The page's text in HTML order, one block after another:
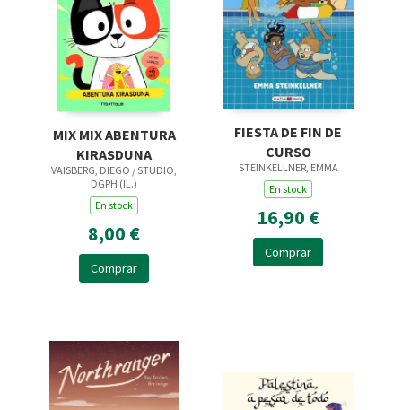
MIX MIX ABENTURA
KIRASDUNA
VAISBERG, DIEGO / STUDIO,
DGPH (IL.)
En stock
8,00 €
Comprar
FIESTA DE FIN DE
CURSO
STEINKELLNER, EMMA
En stock
16,90 €
Comprar